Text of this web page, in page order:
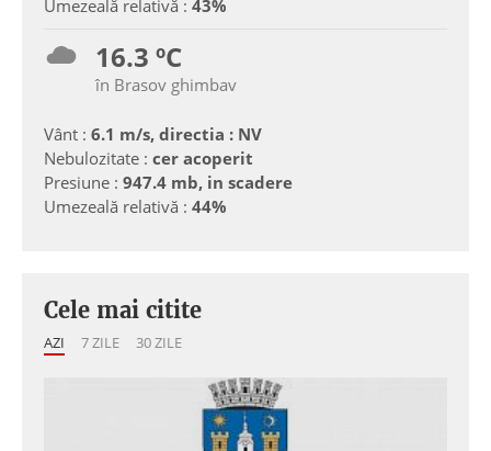
Umezeală relativă : 43%
16.3 ºC
în Brasov ghimbav
Vânt : 6.1 m/s, directia : NV
Nebulozitate : cer acoperit
Presiune : 947.4 mb, in scadere
Umezeală relativă : 44%
Cele mai citite
AZI 7 ZILE 30 ZILE